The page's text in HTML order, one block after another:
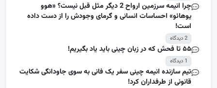
چرا انیمه سرزمین ارواح 2 دیگر مثل قبل نیست؟ «هوو
یوهائو» احساسات انسانی و گرمای وجودش را از دست داده
است!
2 دیدگاه
۵۵ تا فحش که در زبان چینی باید یاد بگیریم!
1 دیدگاه
تیم سازنده انیمه چینی سفر یک فانی به سوی جاودانگی شکایت
قانونی از طرفداران کرد!